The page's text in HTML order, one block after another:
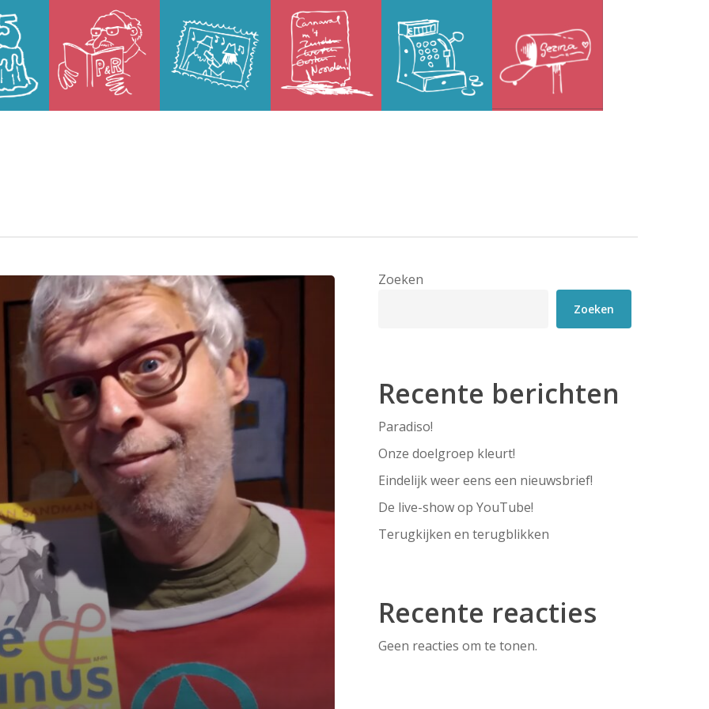
Zoeken
Zoeken
Recente berichten
Paradiso!
Onze doelgroep kleurt!
Eindelijk weer eens een nieuwsbrief!
De live-show op YouTube!
Terugkijken en terugblikken
Recente reacties
Geen reacties om te tonen.